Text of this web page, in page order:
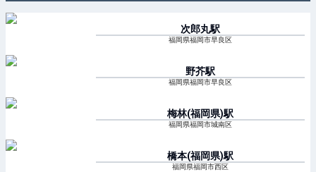
次郎丸駅
福岡県福岡市早良区
野芥駅
福岡県福岡市早良区
梅林(福岡県)駅
福岡県福岡市城南区
橋本(福岡県)駅
福岡県福岡市西区